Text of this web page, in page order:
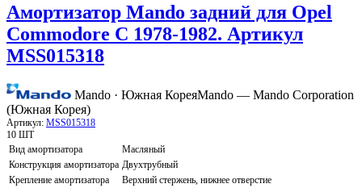
Амортизатор Mando задний для Opel
Commodore C 1978-1982. Артикул
MSS015318
Mando · Южная КореяMando — Mando Corporation
(Южная Корея)
Артикул: MSS015318
10 ШТ
Вид амортизатора
Масляный
Конструкция амортизатора Двухтрубный
Крепление амортизатора
Верхний стержень, нижнее отверстие